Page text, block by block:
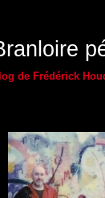
de Frédérick